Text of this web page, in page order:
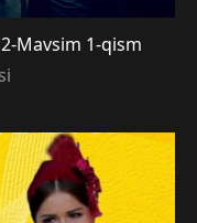
Mavsim 1-qism